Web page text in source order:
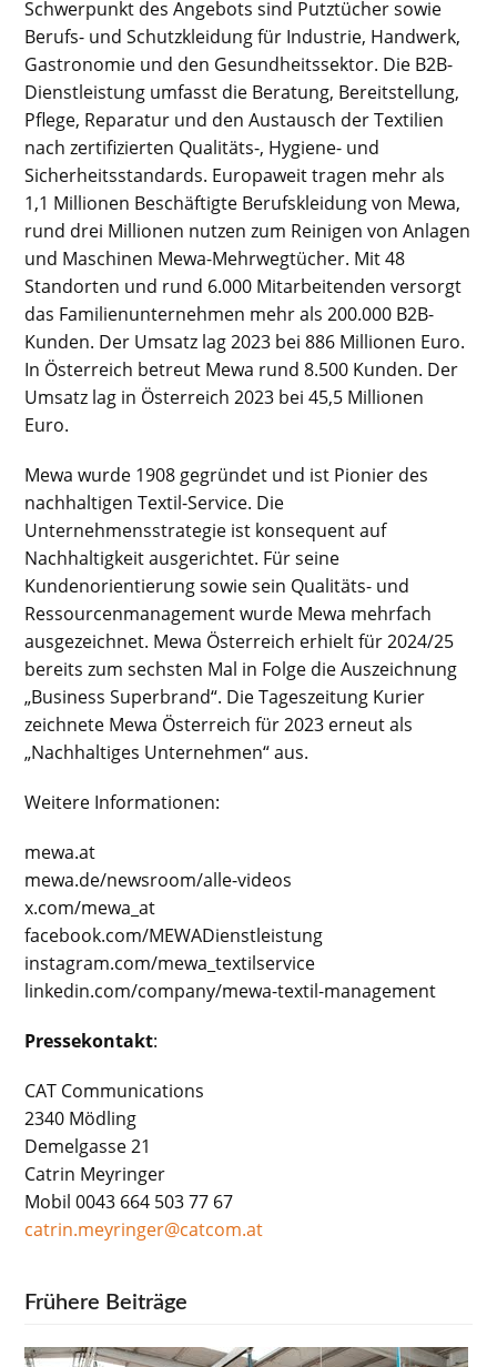
Schwerpunkt des Angebots sind Putztücher sowie
Berufs- und Schutzkleidung für Industrie, Handwerk,
Gastronomie und den Gesundheitssektor. Die B2B-
Dienstleistung umfasst die Beratung, Bereitstellung,
Pflege, Reparatur und den Austausch der Textilien
nach zertifizierten Qualitäts-, Hygiene- und
Sicherheitsstandards. Europaweit tragen mehr als
1,1 Millionen Beschäftigte Berufskleidung von Mewa,
rund drei Millionen nutzen zum Reinigen von Anlagen
und Maschinen Mewa-Mehrwegtücher. Mit 48
Standorten und rund 6.000 Mitarbeitenden versorgt
das Familienunternehmen mehr als 200.000 B2B-
Kunden. Der Umsatz lag 2023 bei 886 Millionen Euro.
In Österreich betreut Mewa rund 8.500 Kunden. Der
Umsatz lag in Österreich 2023 bei 45,5 Millionen
Euro.
Mewa wurde 1908 gegründet und ist Pionier des
nachhaltigen Textil-Service. Die
Unternehmensstrategie ist konsequent auf
Nachhaltigkeit ausgerichtet. Für seine
Kundenorientierung sowie sein Qualitäts- und
Ressourcenmanagement wurde Mewa mehrfach
ausgezeichnet. Mewa Österreich erhielt für 2024/25
bereits zum sechsten Mal in Folge die Auszeichnung
„Business Superbrand“. Die Tageszeitung Kurier
zeichnete Mewa Österreich für 2023 erneut als
„Nachhaltiges Unternehmen“ aus.
Weitere Informationen:
mewa.at
mewa.de/newsroom/alle-videos
x.com/mewa_at
facebook.com/MEWADienstleistung
instagram.com/mewa_textilservice
linkedin.com/company/mewa-textil-management
Pressekontakt:
CAT Communications
2340 Mödling
Demelgasse 21
Catrin Meyringer
Mobil 0043 664 503 77 67
catrin.meyringer@catcom.at
Frühere Beiträge